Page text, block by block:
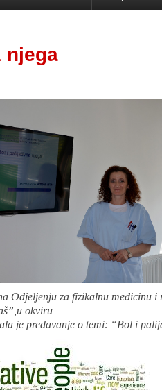
njega
Odjeljenju za fizikalnu medicinu
okviru
je predavanje o temi: “Bol i